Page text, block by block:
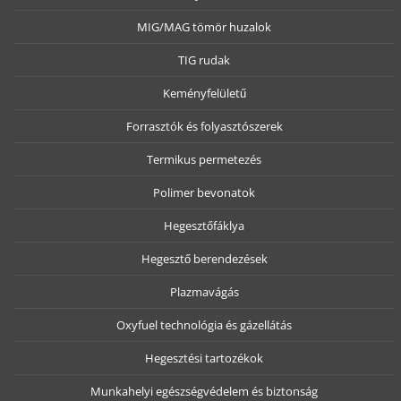
MIG/MAG tömör huzalok
TIG rudak
Keményfelületű
Forrasztók és folyasztószerek
Termikus permetezés
Polimer bevonatok
Hegesztőfáklya
Hegesztő berendezések
Plazmavágás
Oxyfuel technológia és gázellátás
Hegesztési tartozékok
Munkahelyi egészségvédelem és biztonság